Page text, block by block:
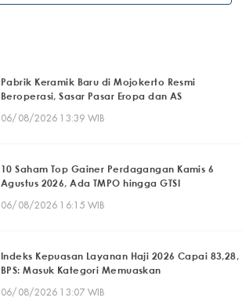
Pabrik Keramik Baru di Mojokerto Resmi
Beroperasi, Sasar Pasar Eropa dan AS
06/08/2026 13:39 WIB
10 Saham Top Gainer Perdagangan Kamis 6
Agustus 2026, Ada TMPO hingga GTSI
06/08/2026 16:15 WIB
Indeks Kepuasan Layanan Haji 2026 Capai 83,28,
BPS: Masuk Kategori Memuaskan
06/08/2026 13:07 WIB